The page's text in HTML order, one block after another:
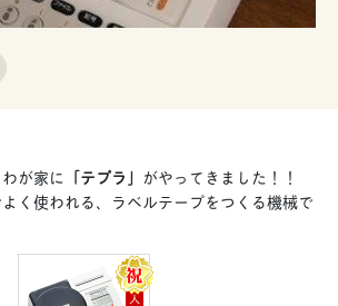
が家に 「テプラ」 がやってきました！！
く使われる、ラベルテープをつくる機械で